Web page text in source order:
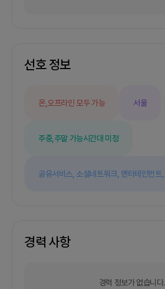
선호 정보
온,오프라인 모두 가능 서울
주중,주말 가능시간대 미정
공유서비스, 소셜네트워크, 엔터테인먼트,
경력 사항
경력 정보가 없습니다.